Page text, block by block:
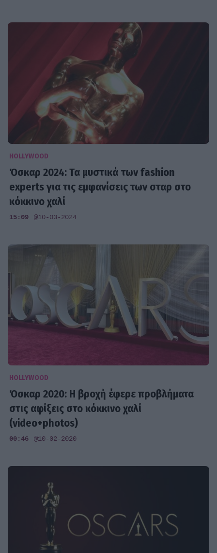
HOLLYWOOD
Όσκαρ 2024: Τα μυστικά των fashion
experts για τις εμφανίσεις των σταρ στο
κόκκινο χαλί
15:09 @10-03-2024
HOLLYWOOD
Όσκαρ 2020: Η βροχή έφερε προβλήματα
στις αφίξεις στο κόκκινο χαλί
(video+photos)
00:46 @10-02-2020